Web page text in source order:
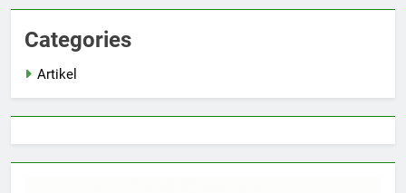
Categories
Artikel